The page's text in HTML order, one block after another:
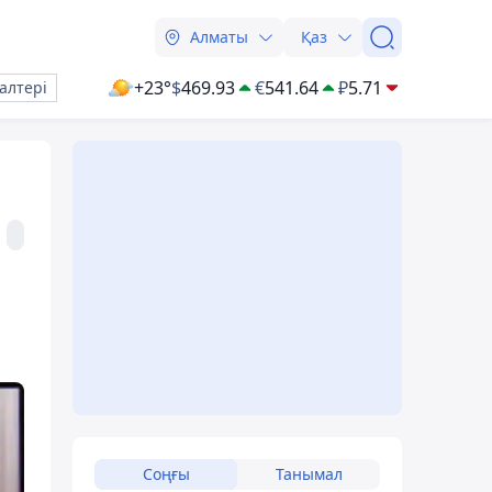
Алматы Қаз
+23°$469.93 €541.64 ₽5.71
Соңғы Танымал